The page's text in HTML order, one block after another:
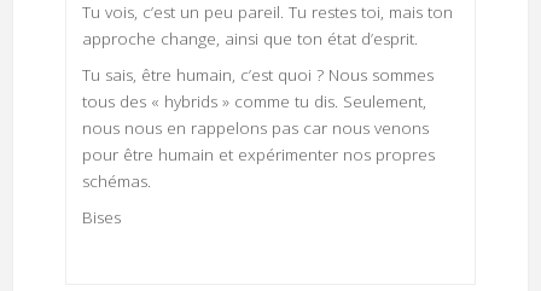
Tu vois, c’est un peu pareil. Tu restes toi, mais ton
approche change, ainsi que ton état d’esprit.
Tu sais, être humain, c’est quoi ? Nous sommes
tous des « hybrids » comme tu dis. Seulement,
nous nous en rappelons pas car nous venons
pour être humain et expérimenter nos propres
schémas.
Bises